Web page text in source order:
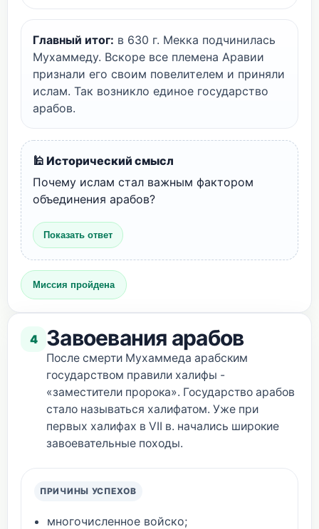
Главный итог: в 630 г. Мекка подчинилась
Мухаммеду. Вскоре все племена Аравии
признали его своим повелителем и приняли
ислам. Так возникло единое государство
арабов.
🕌 Исторический смысл
Почему ислам стал важным фактором
объединения арабов?
Показать ответ
Миссия пройдена
4 Завоевания арабов
После смерти Мухаммеда арабским
государством правили халифы -
«заместители пророка». Государство арабов
стало называться халифатом. Уже при
первых халифах в VII в. начались широкие
завоевательные походы.
ПРИЧИНЫ УСПЕХОВ
многочисленное войско;